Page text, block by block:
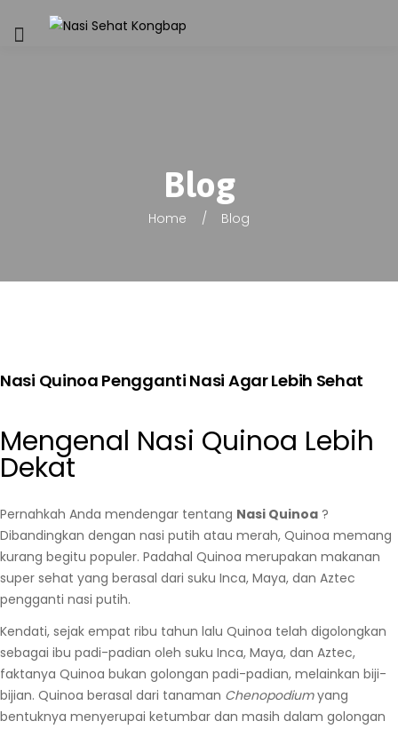
Blog
Home Blog
Nasi Quinoa Pengganti Nasi Agar Lebih Sehat
Mengenal Nasi Quinoa Lebih
Dekat
Pernahkah Anda mendengar tentang Nasi Quinoa ?
Dibandingkan dengan nasi putih atau merah, Quinoa memang
kurang begitu populer. Padahal Quinoa merupakan makanan
super sehat yang berasal dari suku Inca, Maya, dan Aztec
pengganti nasi putih.
Kendati, sejak empat ribu tahun lalu Quinoa telah digolongkan
sebagai ibu padi-padian oleh suku Inca, Maya, dan Aztec,
faktanya Quinoa bukan golongan padi-padian, melainkan biji-
bijian. Quinoa berasal dari tanaman Chenopodiumyang
bentuknya menyerupai ketumbar dan masih dalam golongan